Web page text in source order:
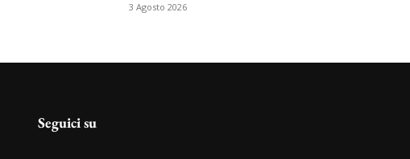
3 Agosto 2026
Seguici su